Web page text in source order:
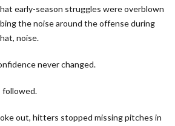
early-season struggles were overblown
the noise around the offense during
noise.
never changed.
followed.
out, hitters stopped missing pitches in